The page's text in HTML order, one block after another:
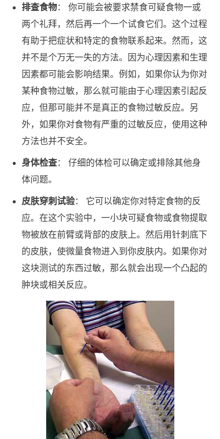
排查食物： 你可能会被要求禁食可疑食物一或
两个礼拜，然后再一个一个试食它们。这个过程
有助于把症状和特定的食物联系起来。然而，这
并不是个万无一失的方法。因为心理因素和生理
因素都可能会影响结果。例如，如果你认为你对
某种食物过敏，那么就可能由于心理因素引起反
应，但那可能并不是真正的食物过敏反应。另
外，如果你对食物有严重的过敏反应，使用这种
方法也并不安全。
身体检查： 仔细的体检可以确定或排除其他身
体问题。
皮肤穿刺试验： 它可以确定你对特定食物的反
应。在这个实验中，一小块可疑食物或食物提取
物被放在前臂或背部的皮肤上。然后用针刺底下
的皮肤，使微量食物进入到你皮肤内。如果你对
这块测试的东西过敏，那么就会出现一个凸起的
肿块或相关反应。